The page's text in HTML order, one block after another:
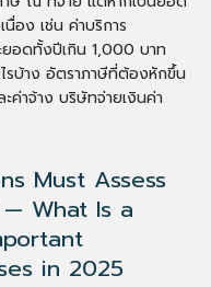
ง เช่น ค่าบริการ
ยอดทั้งปีเกิน 1,000 บาท
บ้าง อัตราภาษีที่ต้องหักขึ้น
ค่าจ้าง บริษัทจ่ายเงินค่า
Must Assess
What Is a
in 2025